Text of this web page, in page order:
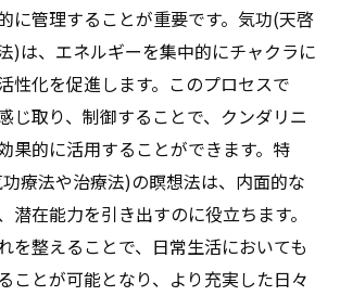
に管理することが重要です。気功(天啓
)は、エネルギーを集中的にチャクラに
性化を促進します。このプロセスで
じ取り、制御することで、クンダリニ
果的に活用することができます。特
療法や治療法)の瞑想法は、内面的な
潜在能力を引き出すのに役立ちます。
を整えることで、日常生活においても
ことが可能となり、より充実した日々